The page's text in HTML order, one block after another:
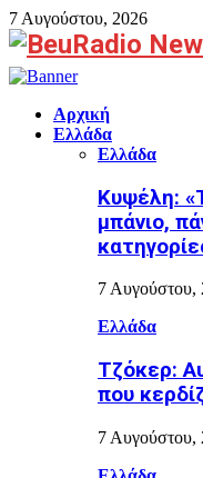
7 Αυγούστου, 2026
Facebook
Αρχική
Ελλάδα
Ελλάδα
Κυψέλη:
μπάνιο,
7 Αυγούστου,
Ελλάδα
Τζόκερ:
που
7 Αυγούστου,